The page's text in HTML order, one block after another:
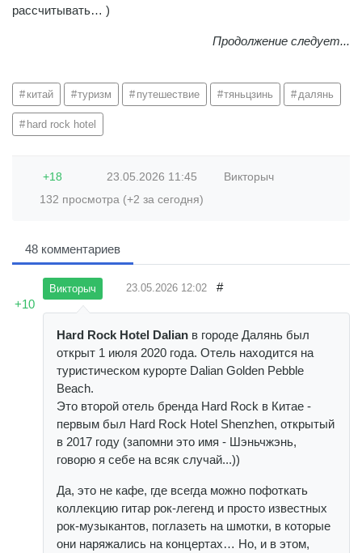
рассчитывать… )
Продолжение следует...
китай туризм путешествие тяньцзинь далянь
hard rock hotel
+18 23.05.2026 11:45
Викторыч
132 просмотра (+2 за сегодня)
48 комментариев
+10
Викторыч 23.05.2026 12:02 #
Hard Rock Hotel Dalian в городе Далянь был
открыт 1 июля 2020 года. Отель находится на
туристическом курорте Dalian Golden Pebble
Beach.
Это второй отель бренда Hard Rock в Китае -
первым был Hard Rock Hotel Shenzhen, открытый
в 2017 году (запомни это имя - Шэньчжэнь,
говорю я себе на всяк случай...))
Да, это не кафе, где всегда можно пофоткать
коллекцию гитар рок-легенд и просто известных
рок-музыкантов, поглазеть на шмотки, в которые
они наряжались на концертах… Но, и в этом,